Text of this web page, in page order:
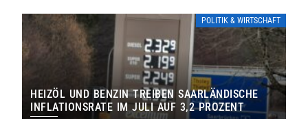
POLITIK & WIRTSCHAFT
HEIZÖL UND BENZIN TREIBEN SAARLÄNDISCHE
INFLATIONSRATE IM JULI AUF 3,2 PROZENT